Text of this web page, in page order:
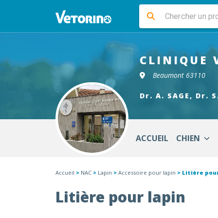
CLINIQUE
Beaumont 63110
Dr. A. SAGE, Dr.
ACCUEIL CHIEN
Accueil > NAC > Lapin > Accessoire pour lapin > Litière
Litière pour lapin